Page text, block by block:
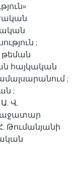
;
հայկական
;
;
Վ.
Թումանյանի